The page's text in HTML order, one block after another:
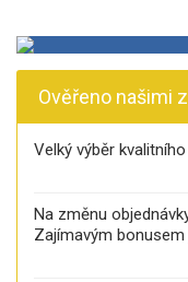
Ověřeno našimi
Velký výběr
Na změnu
Zajímavým